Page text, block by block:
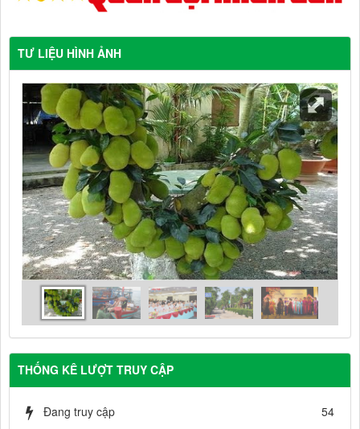
TƯ LIỆU HÌNH ẢNH
THỐNG KÊ LƯỢT TRUY CẬP
Đang truy cập 54